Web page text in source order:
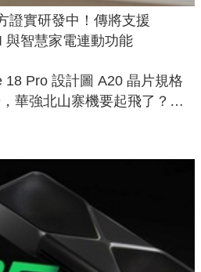
證實研發中！傳將支援
與智慧家電連動功能
18 Pro 設計圖 A20 晶片規格
華強北山寨機要起飛了？專
機無法復刻兩大關鍵